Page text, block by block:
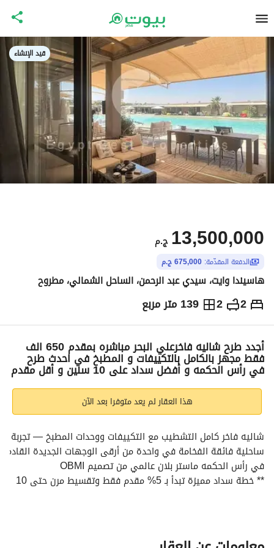
قيد الإنشاء
ج.م 13,500,000
الدفعة المقدّمة: 675,000 ج.م
هاسيندا وايت، سيدي عبد الرحمن، الساحل الشمالي، مطروح
2
2 139 متر مربع ج.م13,500,000
الاماكن القريبة أجدد طرح شاليه فاخرعلي البحر مباشره بمقدم 650 الف
فقط مجهز بالكامل بالتكييفات و المطبخ في احدث طرح
في رأس الحكمه و أفضل سداد على 10 سنين و أقل مقدم
هذا العقار لم يعد متوفرا بعد الآن
في رأس الحكمه ماستر بلان عالمي من تصميم OBMI
عرض معلومات الاتصال DH